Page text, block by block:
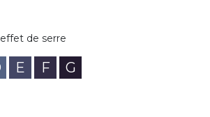
de serre
E F G